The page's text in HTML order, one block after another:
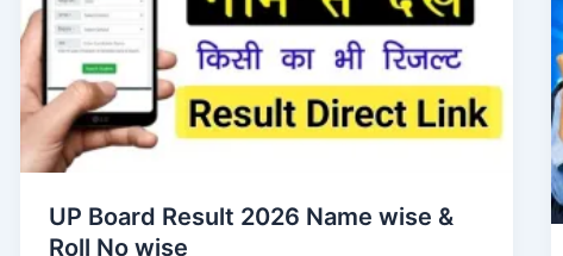
UP Board Result 2026 Name wise &
Roll No wise